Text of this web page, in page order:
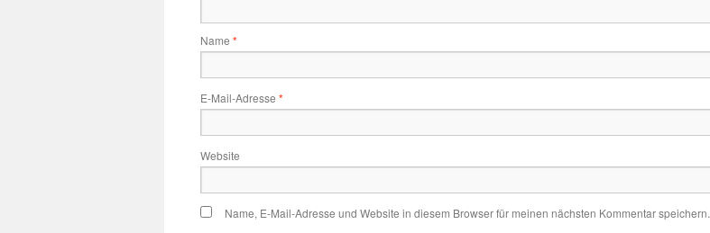
Name *
E-Mail-Adresse *
Website
Name, E-Mail-Adresse und Website in diesem Browser für meinen nächsten Kommentar speichern.